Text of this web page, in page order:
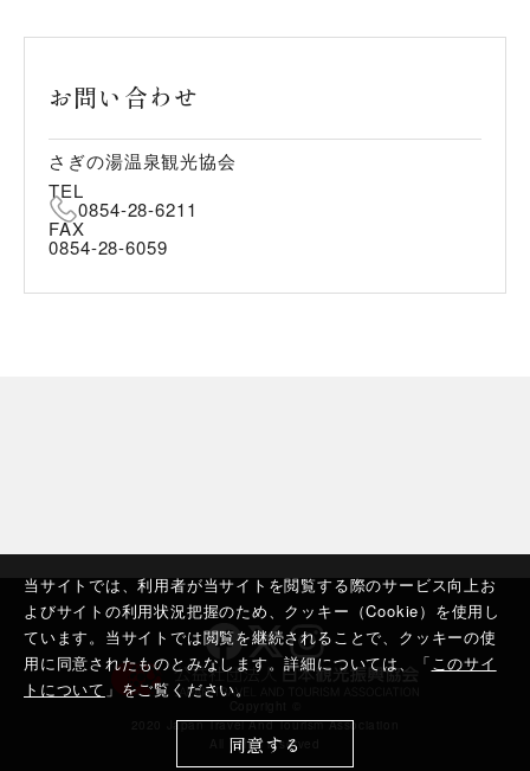
当サイトでは、利用者が当サイトを閲覧する際のサービス向上お
よびサイトの利用状況把握のため、クッキー（Cookie）を使用し
ています。当サイトでは閲覧を継続されることで、クッキーの使
用に同意されたものとみなします。詳細については、「このサイ
トについて 」をご覧ください。
同意する
お問い合わせ
さぎの湯温泉観光協会
TEL
0854-28-6211
FAX
0854-28-6059
2020 Japan Travel And Tourism Association
All rights reserved